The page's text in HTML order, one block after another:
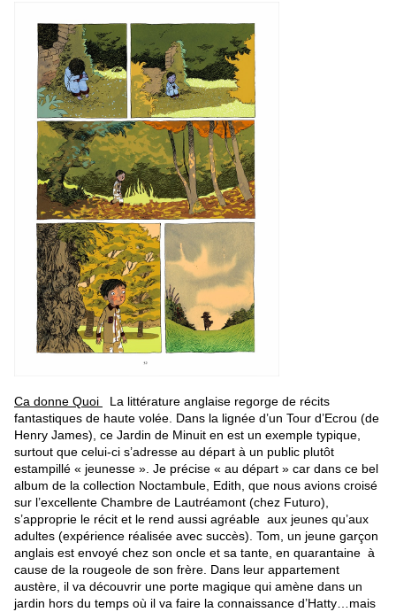
Ca donne Quoi
La littérature anglaise regorge de récits
fantastiques de haute volée. Dans la lignée d’un Tour d’Ecrou (de
Henry James), ce Jardin de Minuit en est un exemple typique,
surtout que celui-ci s’adresse au départ à un public plutôt
estampillé « jeunesse ». Je précise « au départ » car dans ce bel
album de la collection Noctambule, Edith, que nous avions croisé
sur l’excellente Chambre de Lautréamont (chez Futuro),
s’approprie le récit et le rend aussi agréable aux jeunes qu’aux
adultes (expérience réalisée avec succès). Tom, un jeune garçon
anglais est envoyé chez son oncle et sa tante, en quarantaine à
cause de la rougeole de son frère. Dans leur appartement
austère, il va découvrir une porte magique qui amène dans un
jardin hors du temps où il va faire la connaissance d’Hatty…mais